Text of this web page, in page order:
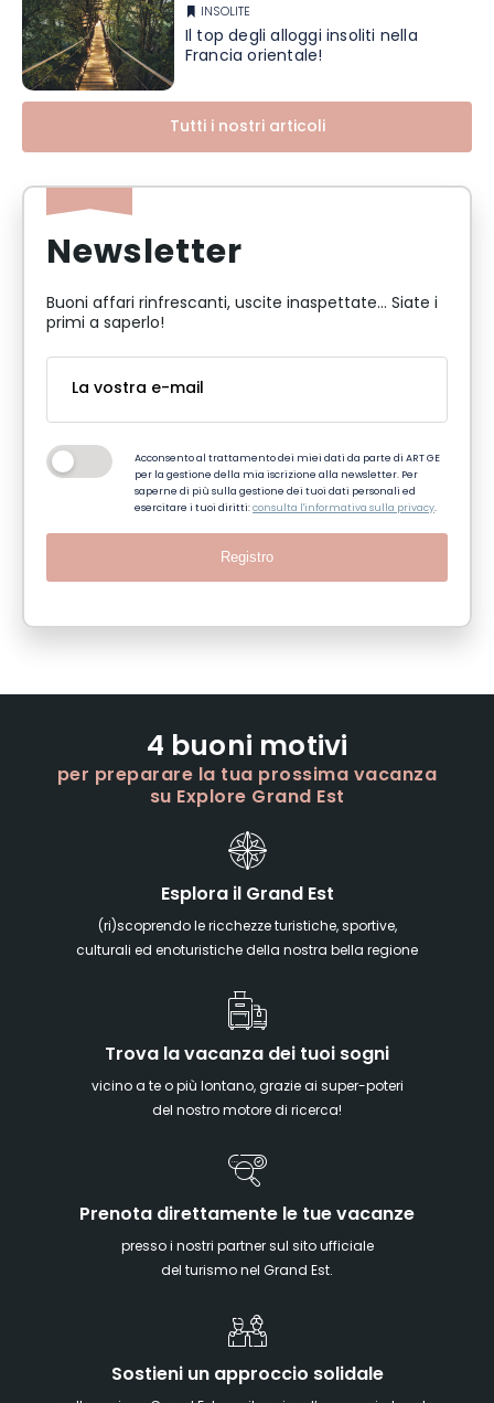
INSOLITE
Il top degli alloggi insoliti nella
Francia orientale!
Tutti i nostri articoli
Newsletter
Buoni affari rinfrescanti, uscite inaspettate... Siate i
primi a saperlo!
Acconsento al trattamento dei miei dati da parte di ART GE
per la gestione della mia iscrizione alla newsletter. Per
saperne di più sulla gestione dei tuoi dati personali ed
esercitare i tuoi diritti:consulta l'informativa sulla privacy.
Registro
4 buoni motivi
per preparare la tua prossima vacanza
su Explore Grand Est
Esplora il Grand Est
(ri)scoprendo le ricchezze turistiche, sportive,
culturali ed enoturistiche della nostra bella regione
Trova la vacanza dei tuoi sogni
vicino a te o più lontano, grazie ai super-poteri
del nostro motore di ricerca!
Prenota direttamente le tue vacanze
presso i nostri partner sul sito ufficiale
del turismo nel Grand Est.
Sostieni un approccio solidale